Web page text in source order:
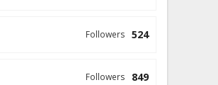
524
Followers
849
Followers